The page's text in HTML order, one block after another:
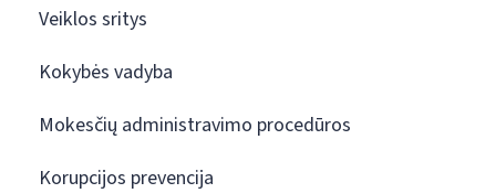
Veiklos sritys
Kokybės vadyba
Mokesčių administravimo procedūros
Korupcijos prevencija